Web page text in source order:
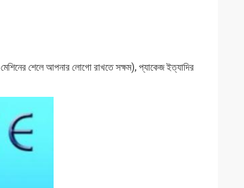
শেলে আপনার লোগো রাখতে সক্ষম), প্যাকেজ ইত্যাদির